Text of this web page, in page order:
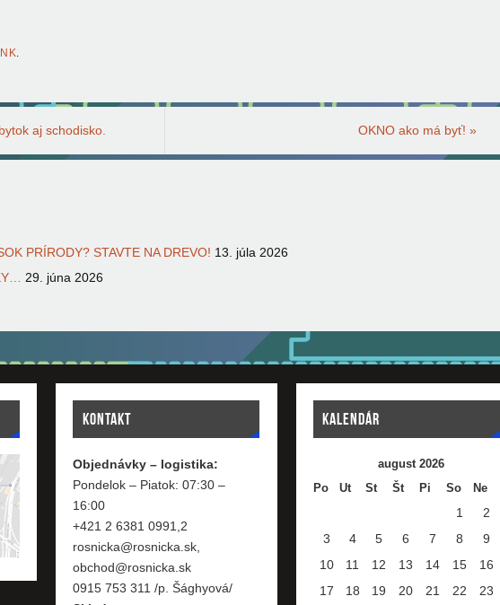
.
aj schodisko. OKNO ako má byť! »
PRÍRODY? STAVTE NA DREVO! 13. júla 2026
29. júna 2026
KONTAKT
Objednávky – logistika:
Pondelok – Piatok: 07:30 –
16:00
+421 2 6381 0991,2
rosnicka@rosnicka.sk,
obchod@rosnicka.sk
0915 753 311 /p. Šághyová/
KALENDÁR
august 2026
Po
Ut St Št Pi So Ne
1
2
3
4 5 6 7 8
9
10
11 12 13 14 15
16
17
18 19 20 21 22 23